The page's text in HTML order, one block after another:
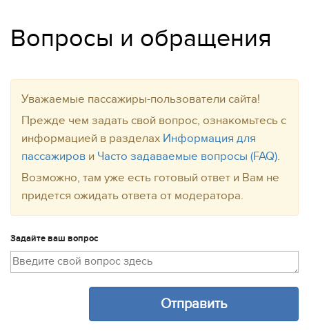
Вопросы и обращения
Уважаемые пассажиры-пользователи сайта!
Прежде чем задать свой вопрос, ознакомьтесь с
информацией в разделах Информация для
пассажиров и Часто задаваемые вопросы (FAQ).
Возможно, там уже есть готовый ответ и Вам не
придется ожидать ответа от модератора.
Задайте ваш вопрос